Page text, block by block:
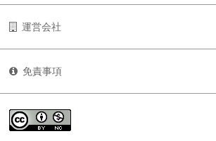
運営会社
免責事項